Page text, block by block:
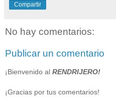
Compartir
No hay comentarios:
Publicar un comentario
¡Bienvenido al RENDRIJERO!
¡Gracias por tus comentarios!